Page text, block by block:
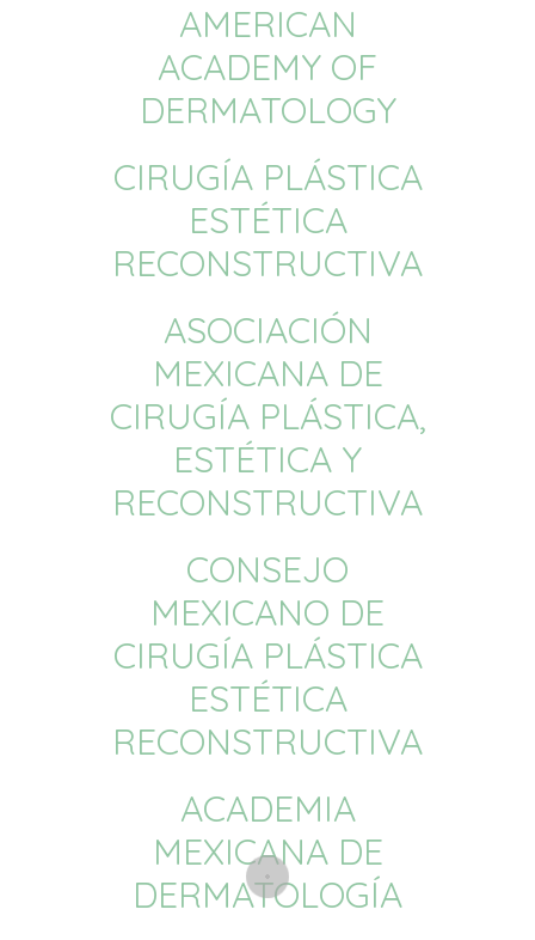
AMERICAN
ACADEMY OF
DERMATOLOGY
CIRUGÍA PLÁSTICA
ESTÉTICA
RECONSTRUCTIVA
ASOCIACIÓN
MEXICANA DE
CIRUGÍA PLÁSTICA,
ESTÉTICA Y
RECONSTRUCTIVA
CONSEJO
MEXICANO DE
CIRUGÍA PLÁSTICA
ESTÉTICA
RECONSTRUCTIVA
ACADEMIA
MEXICANA DE
DERMATOLOGÍA